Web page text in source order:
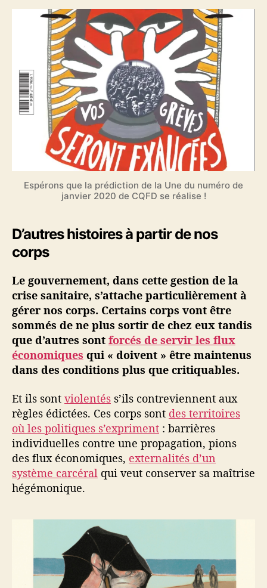
Espérons que la prédiction de la Une du numéro de
janvier 2020 de CQFD se réalise !
D’autres histoires à partir de nos
corps
Le gouvernement, dans cette gestion de la
crise sanitaire, s’attache particulièrement à
gérer nos corps. Certains corps vont être
sommés de ne plus sortir de chez eux tandis
que d’autres sont forcés de servir les flux
économiques qui « doivent » être maintenus
dans des conditions plus que critiquables.
Et ils sont violentés s’ils contreviennent aux
règles édictées. Ces corps sont des territoires
où les politiques s’expriment : barrières
individuelles contre une propagation, pions
des flux économiques, externalités d’un
système carcéral qui veut conserver sa maîtrise
hégémonique.